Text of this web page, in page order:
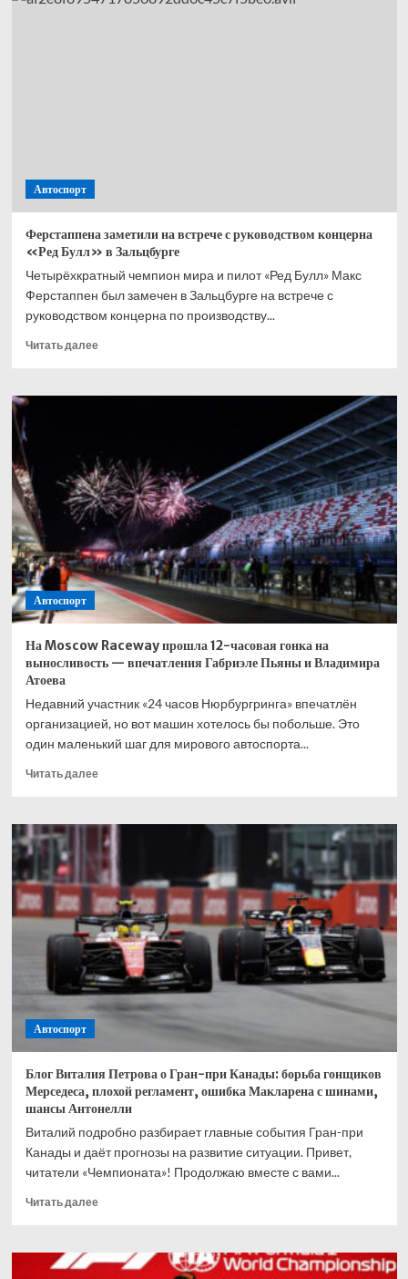
Автоспорт
Ферстаппена заметили на встрече с руководством концерна
«Ред Булл» в Зальцбурге
Четырёхкратный чемпион мира и пилот «Ред Булл» Макс
Ферстаппен был замечен в Зальцбурге на встрече с
руководством концерна по производству...
Читать далееПрочитать
Ферстаппена
концерна
«Ред
Булл»
в Зальцбурге
Автоспорт
На Moscow Raceway прошла 12-часовая гонка на
выносливость — впечатления Габриэле Пьяны и Владимира
Атоева
Недавний участник «24 часов Нюрбургринга» впечатлён
организацией, но вот машин хотелось бы побольше. Это
один маленький шаг для мирового автоспорта...
Читать далееПрочитать
На
Moscow
Raceway
прошла
12-
часовая
гонка
на
выносливость
—
впечатления
Габриэле
Атоева
Автоспорт
Блог Виталия Петрова о Гран-при Канады: борьба гонщиков
Мерседеса, плохой регламент, ошибка Макларена с шинами,
шансы Антонелли
Виталий подробно разбирает главные события Гран-при
Канады и даёт прогнозы на развитие ситуации. Привет,
читатели «Чемпионата»! Продолжаю вместе с вами...
Читать далееПрочитать
Виталия